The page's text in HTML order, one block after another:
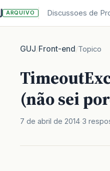
ARQUIVO Discussoes de
GUJ/Front-end/Topico
(não sei
7 de abril de 2014 3